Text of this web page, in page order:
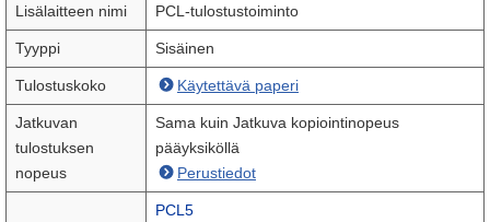
Lisälaitteen nimi PCL-tulostustoiminto
Tyyppi Sisäinen
Tulostuskoko Käytettävä paperi
Jatkuvan
tulostuksen
nopeus
Sama kuin Jatkuva kopiointinopeus
pääyksiköllä
Perustiedot
PCL5